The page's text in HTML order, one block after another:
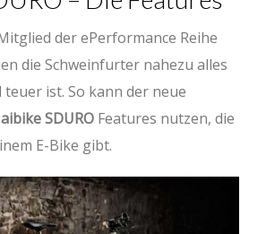
der ePerformance Reihe
die Schweinfurter nahezu alles
ist. So kann der neue
SDURO Features nutzen, die
E-Bike gibt.